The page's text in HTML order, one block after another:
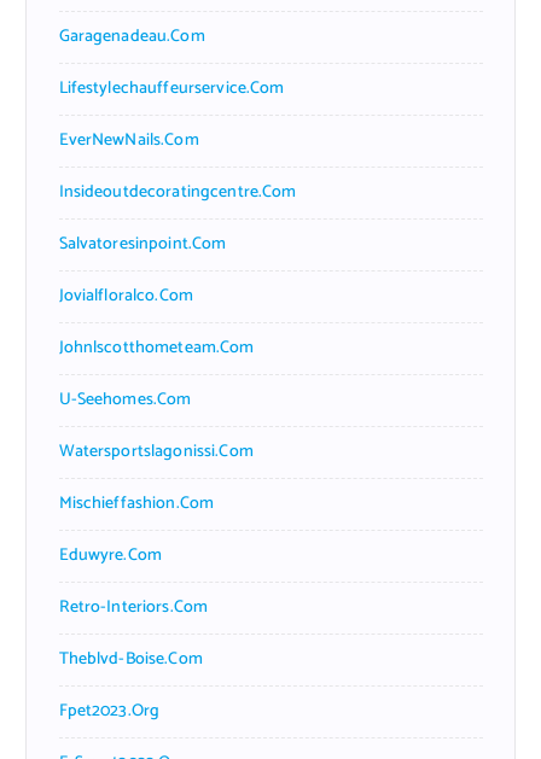
Garagenadeau.com
Lifestylechauffeurservice.com
EverNewNails.com
Insideoutdecoratingcentre.com
Salvatoresinpoint.com
Jovialfloralco.com
Johnlscotthometeam.com
U-Seehomes.com
Watersportslagonissi.com
Mischieffashion.com
Eduwyre.com
Retro-Interiors.com
Theblvd-Boise.com
Fpet2023.org